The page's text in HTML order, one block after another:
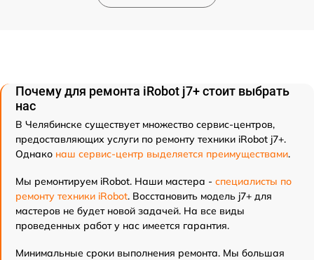
Почему для ремонта iRobot j7+ стоит выбрать
нас
В Челябинске существует множество сервис-центров,
предоставляющих услуги по ремонту техники iRobot j7+.
Однако наш сервис-центр выделяется преимуществами.
Мы ремонтируем iRobot. Наши мастера - специалисты по
ремонту техники iRobot. Восстановить модель j7+ для
мастеров не будет новой задачей. На все виды
проведенных работ у нас имеется гарантия.
Минимальные сроки выполнения ремонта. Мы большая